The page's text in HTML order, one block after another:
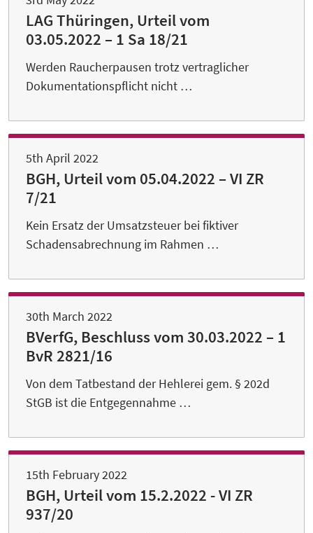
LAG Thüringen, Urteil vom
03.05.2022 – 1 Sa 18/21
Werden Raucherpausen trotz vertraglicher
Dokumentationspflicht nicht …
5th April 2022
BGH, Urteil vom 05.04.2022 – VI ZR
7/21
Kein Ersatz der Umsatzsteuer bei fiktiver
Schadensabrechnung im Rahmen …
30th March 2022
BVerfG, Beschluss vom 30.03.2022 – 1
BvR 2821/16
Von dem Tatbestand der Hehlerei gem. § 202d
StGB ist die Entgegennahme …
15th February 2022
BGH, Urteil vom 15.2.2022 - VI ZR
937/20